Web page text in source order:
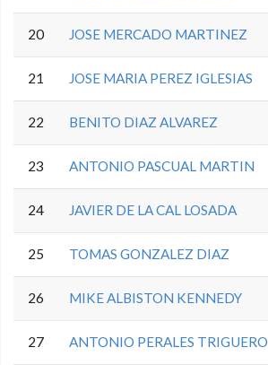
20 JOSE MERCADO MARTINEZ
21 JOSE MARIA PEREZ IGLESIAS
22 BENITO DIAZ ALVAREZ
23 ANTONIO PASCUAL MARTIN
24 JAVIER DE LA CAL LOSADA
25 TOMAS GONZALEZ DIAZ
26 MIKE ALBISTON KENNEDY
27 ANTONIO PERALES TRIGUERO